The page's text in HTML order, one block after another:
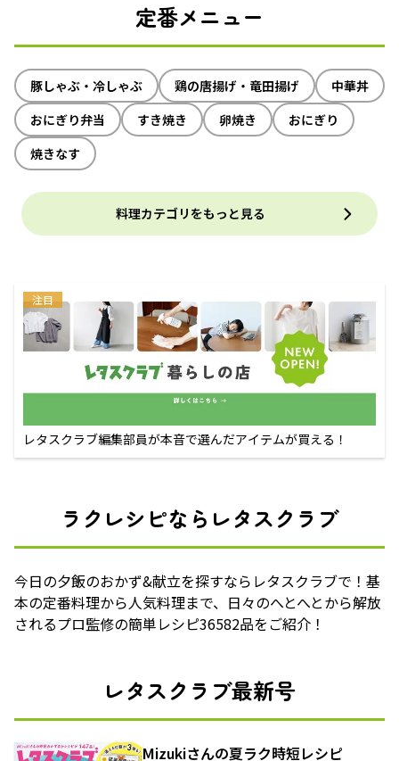
定番メニュー
豚しゃぶ・冷しゃぶ 鶏の唐揚げ・竜田揚げ
中華丼
おにぎり弁当
すき焼き 卵焼き
おにぎり
焼きなす
料理カテゴリをもっと見る
注目
レタスクラブ編集部員が本音で選んだアイテムが買える！
ラクレシピならレタスクラブ
今日の夕飯のおかず&献立を探すならレタスクラブで！基
本の定番料理から人気料理まで、日々のへとへとから解放
されるプロ監修の簡単レシピ36582品をご紹介！
レタスクラブ最新号
Mizukiさんの夏ラク時短レシピ